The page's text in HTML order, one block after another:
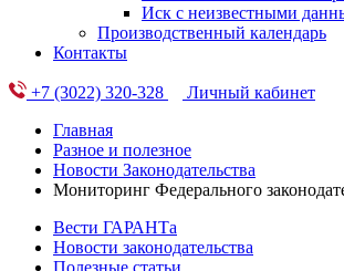
Иск с неизвестными
Производственный календарь
Контакты
+7 (3022) 320-328
Личный кабинет
Главная
Разное и полезное
Новости Законодательства
Мониторинг Федерального
Вести ГАРАНТа
Новости законодательства
Полезные статьи